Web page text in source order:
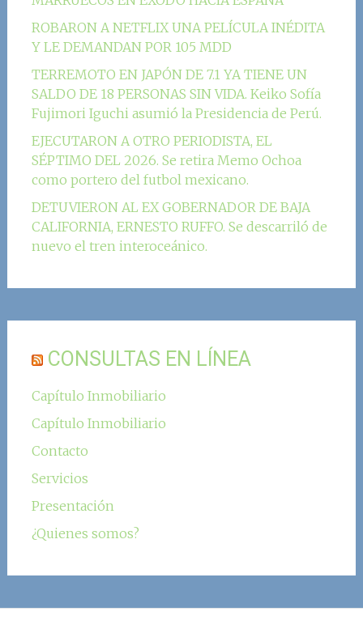
ROBARON A NETFLIX UNA PELÍCULA INÉDITA
Y LE DEMANDAN POR 105 MDD
TERREMOTO EN JAPÓN DE 7.1 YA TIENE UN
SALDO DE 18 PERSONAS SIN VIDA. Keiko Sofía
Fujimori Iguchi asumió la Presidencia de Perú.
EJECUTARON A OTRO PERIODISTA, EL
SÉPTIMO DEL 2026. Se retira Memo Ochoa
como portero del futbol mexicano.
DETUVIERON AL EX GOBERNADOR DE BAJA
CALIFORNIA, ERNESTO RUFFO. Se descarriló de
nuevo el tren interoceánico.
CONSULTAS EN LÍNEA
Capítulo Inmobiliario
Capítulo Inmobiliario
Contacto
Servicios
Presentación
¿Quienes somos?